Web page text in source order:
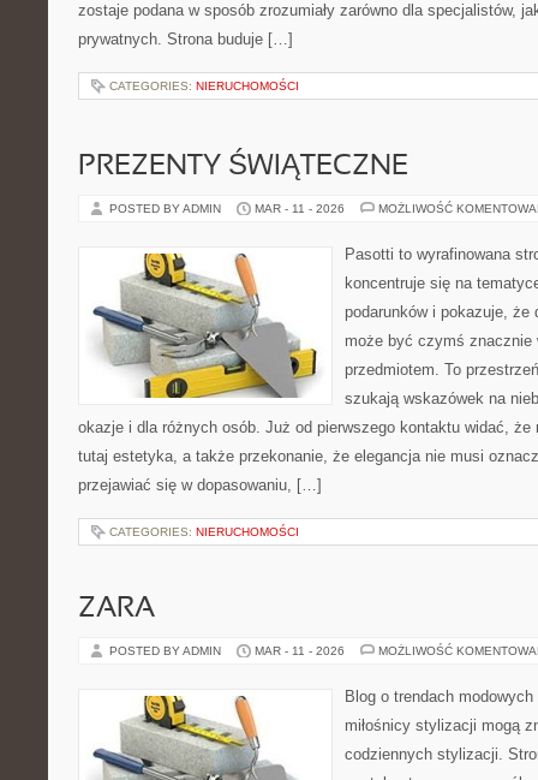
zostaje podana w sposób zrozumiały zarówno dla specjalistów,
prywatnych. Strona buduje […]
CATEGORIES: NIERUCHOMOŚCI
PREZENTY ŚWIĄTECZNE
POSTED BY ADMIN MAR - 11 - 2026 MOŻLIWOŚĆ
Pasotti to wyrafinowana
koncentruje się na
podarunków i pokazuje, że
może być czymś znacznie
przedmiotem. To
szukają wskazówek na
okazje i dla różnych osób. Już od pierwszego kontaktu widać, że
tutaj estetyka, a także przekonanie, że elegancja nie musi
przejawiać się w dopasowaniu, […]
CATEGORIES: NIERUCHOMOŚCI
ZARA
POSTED BY ADMIN MAR - 11 - 2026 MOŻLIWOŚĆ
Blog o trendach
miłośnicy stylizacji mogą
codziennych stylizacji.